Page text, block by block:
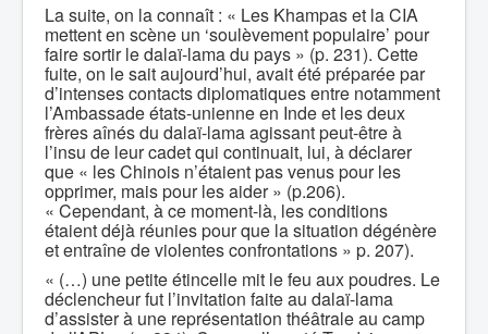
La suite, on la connaît : « Les Khampas et la CIA
mettent en scène un ‘soulèvement populaire’ pour
faire sortir le dalaï-lama du pays » (p. 231). Cette
fuite, on le sait aujourd’hui, avait été préparée par
d’intenses contacts diplomatiques entre notamment
l’Ambassade états-unienne en Inde et les deux
frères aînés du dalaï-lama agissant peut-être à
l’insu de leur cadet qui continuait, lui, à déclarer
que « les Chinois n’étaient pas venus pour les
opprimer, mais pour les aider » (p.206).
« Cependant, à ce moment-là, les conditions
étaient déjà réunies pour que la situation dégénère
et entraîne de violentes confrontations » p. 207).
« (…) une petite étincelle mit le feu aux poudres. Le
déclencheur fut l’invitation faite au dalaï-lama
d’assister à une représentation théâtrale au camp